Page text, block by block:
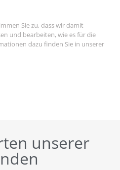
Sie zu, dass wir damit
und bearbeiten, wie es für die
dazu finden Sie in unserer
unserer